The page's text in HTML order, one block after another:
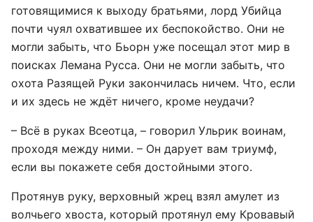
готовящимися к выходу братьями, лорд Убийца
почти чуял охватившее их беспокойство. Они не
могли забыть, что Бьорн уже посещал этот мир в
поисках Лемана Русса. Они не могли забыть, что
охота Разящей Руки закончилась ничем. Что, если
и их здесь не ждёт ничего, кроме неудачи?
– Всё в руках Всеотца, – говорил Ульрик воинам,
проходя между ними. – Он дарует вам триумф,
если вы покажете себя достойными этого.
Протянув руку, верховный жрец взял амулет из
волчьего хвоста, который протянул ему Кровавый